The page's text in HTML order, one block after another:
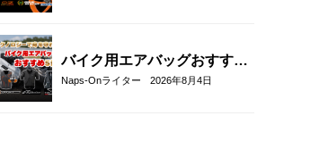
バイク用エアバッグおすすめ
5選！｜RSタイチ・HYOD・
Naps-Onライター 2026年8月4日